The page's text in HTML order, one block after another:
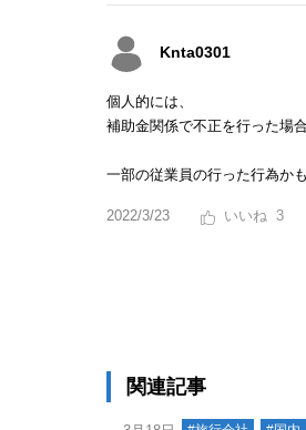
Knta0301
個人的には、
補助金関係で不正を行った場
一部の従業員の行った行為か
2022/3/23 3
関連記事